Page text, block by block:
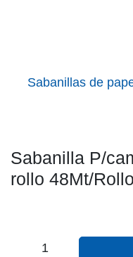
Sabanillas de
Sabanilla P/
48Mt/Rollo 1